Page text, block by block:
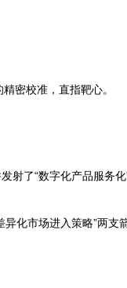
密校准，直指靶心。
射了“数字化产品服务
异化市场进入策略”两